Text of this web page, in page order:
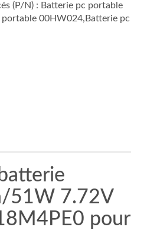
(P/N) : Batterie pc portable
00HW024,Batterie pc
51W 7.72V
pour